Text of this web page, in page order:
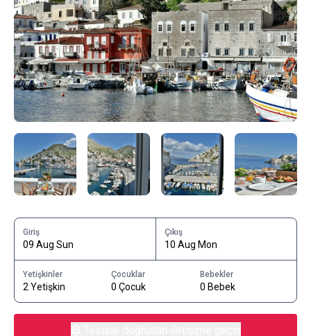
Giriş
09 Aug Sun
Çıkış
10 Aug Mon
Yetişkinler
2 Yetişkin
Çocuklar
0 Çocuk
Bebekler
0 Bebek